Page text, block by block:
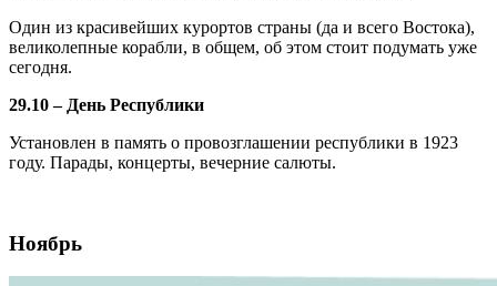
Один из красивейших курортов страны (да и всего Востока),
великолепные корабли, в общем, об этом стоит подумать уже
сегодня.
29.10 – День Республики
Установлен в память о провозглашении республики в 1923
году. Парады, концерты, вечерние салюты.
Ноябрь